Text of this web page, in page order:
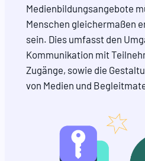
Medienbildungsangebote
Menschen gleichermaßen
sein. Dies umfasst den
Kommunikation mit
Zugänge, sowie die
von Medien und